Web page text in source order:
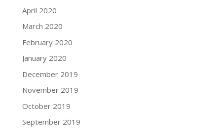
April 2020
March 2020
February 2020
January 2020
December 2019
November 2019
October 2019
September 2019